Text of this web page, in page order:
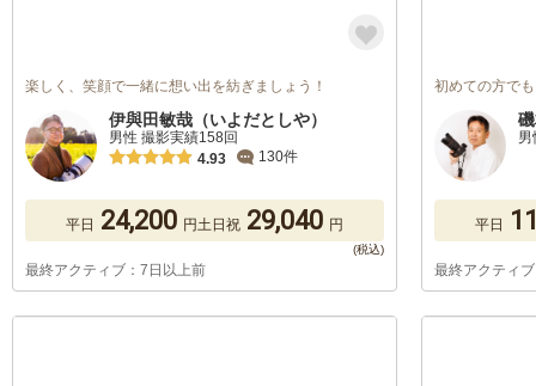
楽しく、笑顔で一緒に想い出を紡ぎましょう！
伊與田敏哉（いよだとしや）
男性 撮影実績158回
4.93
130件
平日 24,200 円土日祝 29,040 円
最終アクティブ：7日以上前
初めての方で
男
平日
最終アクティ